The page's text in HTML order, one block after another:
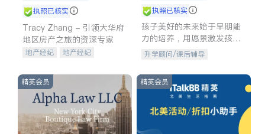
执照已核实
Tracy Zhang - 引领大华府
地区房产之旅的资深专家
地产经纪
地产经纪
商铺租售
执照已核实
孩子美好的未来始于早期能
力的培养，用愿景激发孩子
的学习潜力和动力。理念：
拥有成长型心态是成功的基
石。
升学顾问/课后辅导
精英会员 精英会员